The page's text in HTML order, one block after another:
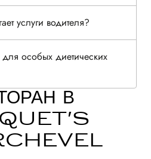
услуги водителя?
для особых диетических
В